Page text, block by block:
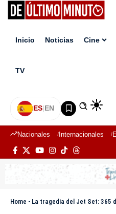
Inicio Noticias Cine
TV
ES|EN
Nacionales Internacionales
Home - La tragedia del Jet Set: 365